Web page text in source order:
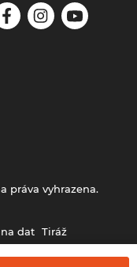
dat Tiráž
práva vyhrazena.